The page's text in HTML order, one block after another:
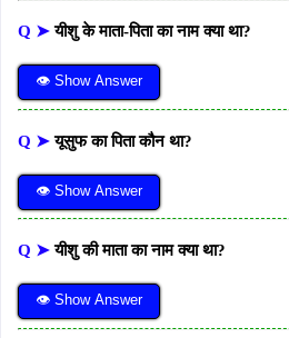
Q ➤यीशु के माता-पिता का नाम क्या था?
👁 Show Answer
Q ➤यूसुफ का पिता कौन था?
👁 Show Answer
Q ➤यीशु की माता का नाम क्या था?
👁 Show Answer